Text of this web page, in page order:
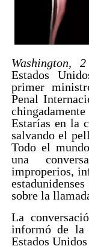
Washington,
Estados
primer
Penal
Estarías en la
salvando el
Todo el
una
improperios,
sobre la
La
informó de la
Estados